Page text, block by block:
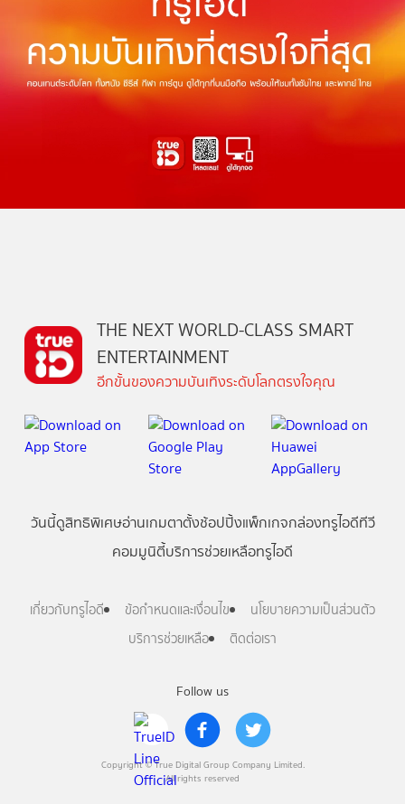
Follow us
Copyright © True Digital Group Company Limited.
All rights reserved
THE NEXT WORLD-CLASS SMART
ENTERTAINMENT
อีกขั้นของความบันเทิงระดับโลกตรงใจคุณ
วันนี้ดูสิทธิพิเศษอ่านเกมตาตั้งช้อปปิ้งแพ็กเกจกล่องทรูไอดีทีวี
คอมมูนิตี้บริการช่วยเหลือทรูไอดี
เกี่ยวกับทรูไอดี ข้อกำหนดและเงื่อนไข
นโยบายความเป็นส่วนตัว
บริการช่วยเหลือ
ติดต่อเรา